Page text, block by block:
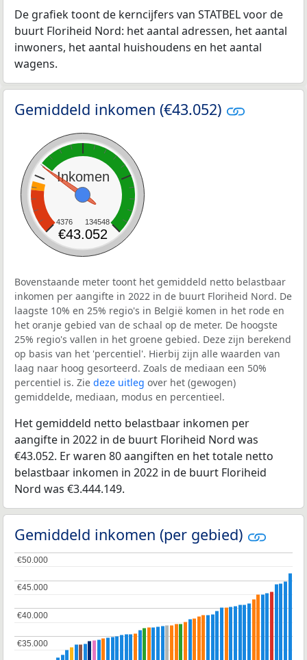
De grafiek toont de kerncijfers van STATBEL voor de
buurt Floriheid Nord: het aantal adressen, het aantal
inwoners, het aantal huishoudens en het aantal
wagens.
Gemiddeld inkomen (€43.052)
Inkomen
4376 134548
€43.052
Bovenstaande meter toont het gemiddeld netto belastbaar
inkomen per aangifte in 2022 in de buurt Floriheid Nord. De
laagste 10% en 25% regio's in België komen in het rode en
het oranje gebied van de schaal op de meter. De hoogste
25% regio's vallen in het groene gebied. Deze zijn berekend
op basis van het 'percentiel'. Hierbij zijn alle waarden van
laag naar hoog gesorteerd. Zoals de mediaan een 50%
percentiel is. Zie deze uitleg over het (gewogen)
gemiddelde, mediaan, modus en percentieel.
Het gemiddeld netto belastbaar inkomen per
aangifte in 2022 in de buurt Floriheid Nord was
€43.052. Er waren 80 aangiften en het totale netto
belastbaar inkomen in 2022 in de buurt Floriheid
Nord was €3.444.149.
Gemiddeld inkomen (per gebied)
€35.000
€35.000
€40.000
€40.000
€45.000
€45.000
€50.000
€50.000